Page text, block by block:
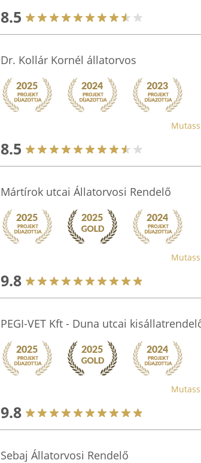
8.5
Dr. Kollár Kornél állatorvos
8.5
Mártírok utcai Állatorvosi Rendelő
9.8
PEGI-VET Kft - Duna utcai
9.8
Sebaj Állatorvosi Rendelő